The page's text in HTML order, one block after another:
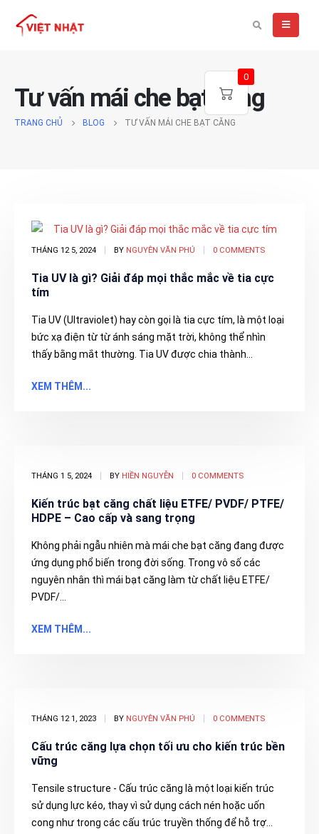
Tư vấn mái che bạt căng
TRANG CHỦ BLOG TƯ VẤN MÁI CHE BẠT CĂNG
THÁNG 12 5, 2024 BY NGUYÊN VĂN PHÚ 0 COMMENTS
Tia UV là gì? Giải đáp mọi thắc mắc về tia cực
tím
Tia UV (Ultraviolet) hay còn gọi là tia cực tím, là một loại
bức xạ điện từ từ ánh sáng mặt trời, không thể nhìn
thấy bằng mắt thường. Tia UV được chia thành...
XEM THÊM...
THÁNG 1 5, 2024 BY HIỀN NGUYỄN 0 COMMENTS
Kiến trúc bạt căng chất liệu ETFE/ PVDF/ PTFE/
HDPE – Cao cấp và sang trọng
Không phải ngẫu nhiên mà mái che bạt căng đang được
ứng dụng phổ biến trong đời sống. Trong vô số các
nguyên nhân thì mái bạt căng làm từ chất liệu ETFE/
PVDF/...
XEM THÊM...
THÁNG 12 1, 2023 BY NGUYÊN VĂN PHÚ 0 COMMENTS
Cấu trúc căng lựa chọn tối ưu cho kiến trúc bền
vững
Tensile structure - Cấu trúc căng là một loại kiến trúc
sử dụng lực kéo, thay vì sử dụng cách nén hoặc uốn
cong như trong các cấu trúc truyền thống để hỗ trợ...
0